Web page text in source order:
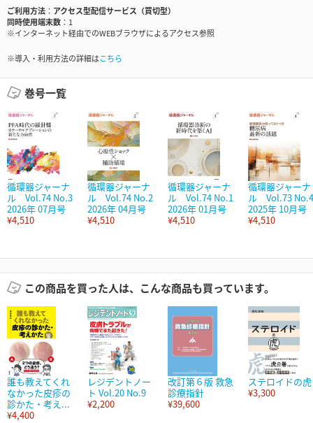
ご利用方法
アクセス型配信サービス（買切型）
同時使用端末数
1
※インターネット経由でのWEBブラウザによるアクセス参照
※導入・利用方法の詳細はこちら
巻号一覧
循環器ジャーナ
ル Vol.74 No.3
2026年 07月号
¥4,510
循環器ジャーナ
ル Vol.74 No.2
2026年 04月号
¥4,510
循環器ジャーナ
ル Vol.74 No.1
2026年 01月号
¥4,510
循環器ジャーナ
ル Vol.73 No.4
2025年 10月号
¥4,510
この商品を買った人は、こんな商品も買っています。
誰も教えてくれ
なかった皮疹の
診かた・考え...
¥4,400
レジデントノー
ト Vol.20 No.9
¥2,200
改訂第６版 救急
診療指針
¥39,600
ステロイドの虎
¥3,300